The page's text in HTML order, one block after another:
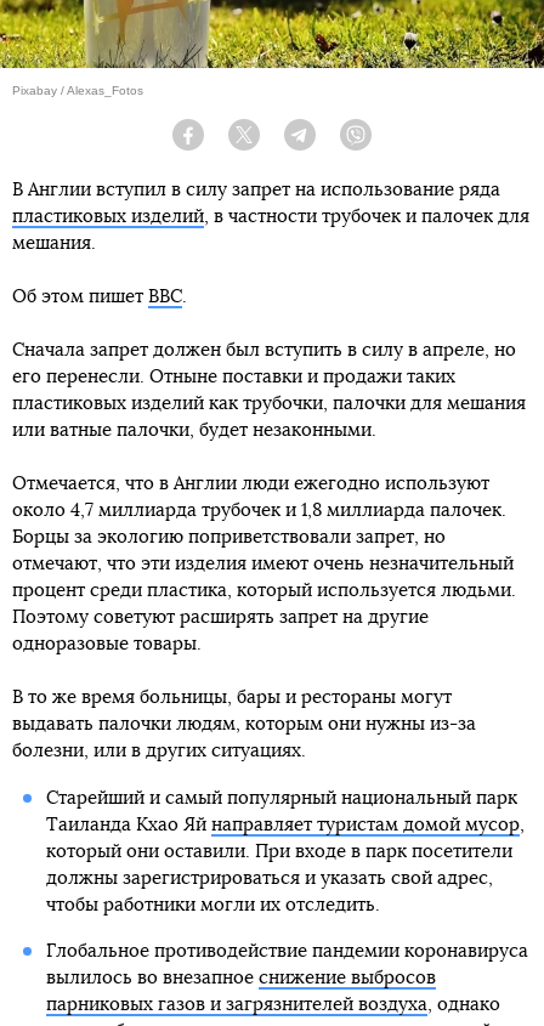
Pixabay / Alexas_Fotos
Facebook Twitter Telegram
В Англии вступил в силу запрет на использование ряда
пластиковых изделий , в частности трубочек и палочек для
мешания.
Об этом пишет BBC
Сначала запрет должен был вступить в силу в апреле, но
его перенесли. Отныне поставки и продажи таких
пластиковых изделий как трубочки, палочки для мешания
или ватные палочки, будет незаконными.
Отмечается, что в Англии люди ежегодно используют
около 4,7 миллиарда трубочек и 1,8 миллиарда палочек.
Борцы за экологию поприветствовали запрет, но
отмечают, что эти изделия имеют очень незначительный
процент среди пластика, который используется людьми.
Поэтому советуют расширять запрет на другие
одноразовые товары.
В то же время больницы, бары и рестораны могут
выдавать палочки людям, которым они нужны из-за
болезни, или в других ситуациях.
Старейший и самый популярный национальный парк
Таиланда Кхао Яй направляет туристам домой мусор,
который они оставили. При входе в парк посетители
должны зарегистрироваться и указать свой адрес,
чтобы работники могли их отследить.
Глобальное противодействие пандемии коронавируса
вылилось во внезапное снижение выбросов
парниковых газов и загрязнителей воздуха , однако